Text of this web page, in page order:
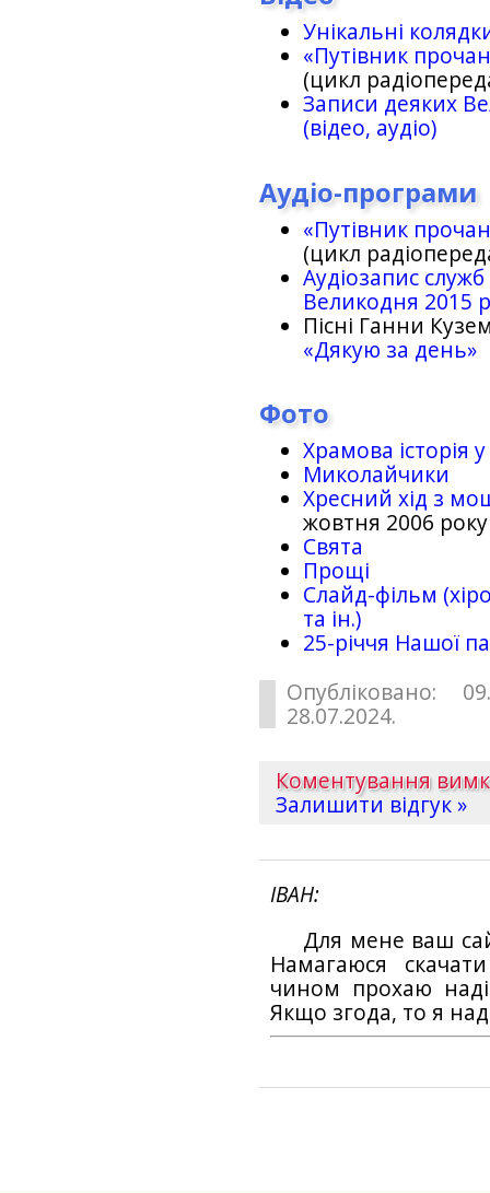
Унікальні
«Путівник
(цикл
Записи деяких
(відео, аудіо)
Аудіо-програми
«Путівник
(цикл
Аудіозапис
Великодня 2015
Пісні Ганни
«Дякую за день»
Фото
Храмова історія
Миколайчики
Хресний хід з
жовтня 2006 року
Свята
Прощі
Слайд-фільм
та ін.)
25-рiччя Нашої
Опубліковано:
28.07.2024.
Коментування
Залишити відгук »
ІВАН
Для мене ваш
Намагаюся
чином прохаю
Якщо згода, то я